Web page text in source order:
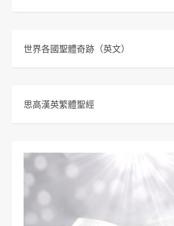
世界各國聖體奇跡 （英文）
思高漢英繁體聖經